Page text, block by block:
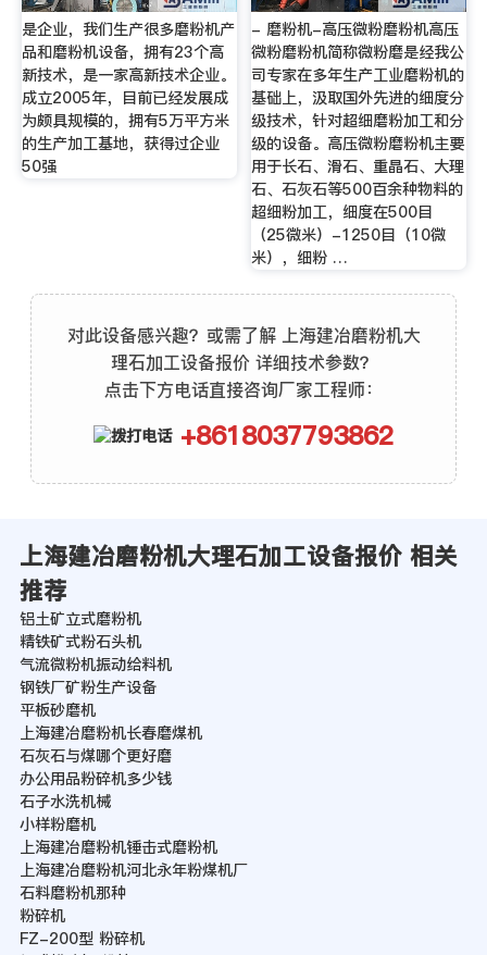
是企业，我们生产很多磨粉机产
品和磨粉机设备，拥有23个高
新技术，是一家高新技术企业。
成立2005年，目前已经发展成
为颇具规模的，拥有5万平方米
的生产加工基地，获得过企业
50强
- 磨粉机-高压微粉磨粉机高压
微粉磨粉机简称微粉磨是经我公
司专家在多年生产工业磨粉机的
基础上，汲取国外先进的细度分
级技术，针对超细磨粉加工和分
级的设备。高压微粉磨粉机主要
用于长石、滑石、重晶石、大理
石、石灰石等500百余种物料的
超细粉加工，细度在500目
（25微米）-1250目（10微
米），细粉 …
对此设备感兴趣？或需了解 上海建冶磨粉机大
理石加工设备报价 详细技术参数？
点击下方电话直接咨询厂家工程师：
+8618037793862
上海建冶磨粉机大理石加工设备报价 相关
推荐
铝土矿立式磨粉机
精铁矿式粉石头机
气流微粉机振动给料机
钢铁厂矿粉生产设备
平板砂磨机
上海建冶磨粉机长春磨煤机
石灰石与煤哪个更好磨
办公用品粉碎机多少钱
石子水洗机械
小样粉磨机
上海建冶磨粉机锤击式磨粉机
上海建冶磨粉机河北永年粉煤机厂
石料磨粉机那种
粉碎机
FZ-200型 粉碎机